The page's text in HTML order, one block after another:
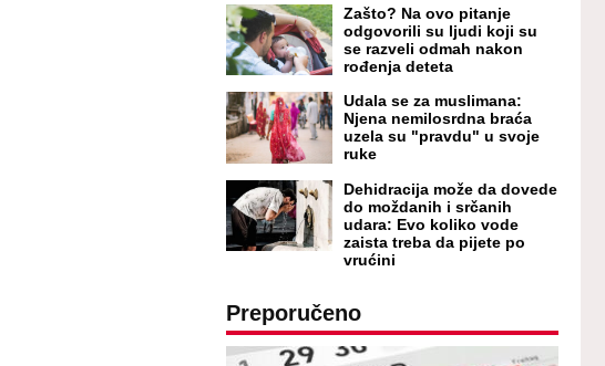
Zašto? Na ovo pitanje
odgovorili su ljudi koji su
se razveli odmah nakon
rođenja deteta
Udala se za muslimana:
Njena nemilosrdna braća
uzela su "pravdu" u svoje
ruke
Dehidracija može da dovede
do moždanih i srčanih
udara: Evo koliko vode
zaista treba da pijete po
vrućini
Preporučeno